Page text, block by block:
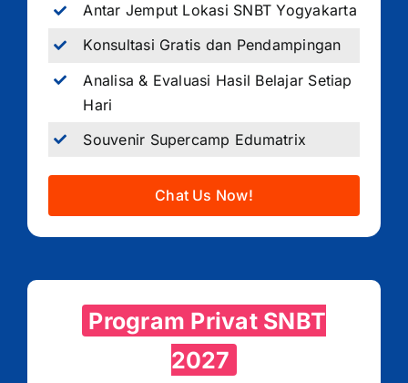
Antar Jemput Lokasi SNBT Yogyakarta
Konsultasi Gratis dan Pendampingan
Analisa & Evaluasi Hasil Belajar Setiap
Hari
Souvenir Supercamp Edumatrix
Chat Us Now!
Program Privat SNBT
2027